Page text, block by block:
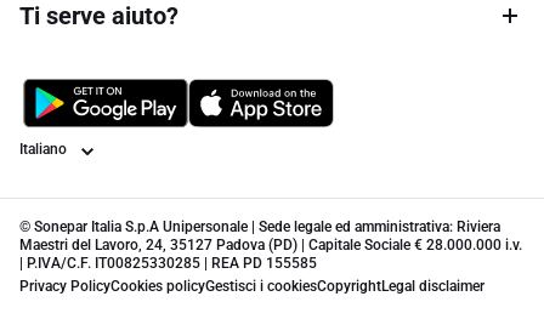
Ti serve aiuto?
Lingua
© Sonepar Italia S.p.A Unipersonale | Sede legale ed amministrativa: Riviera
Maestri del Lavoro, 24, 35127 Padova (PD) | Capitale Sociale € 28.000.000 i.v.
| P.IVA/C.F. IT00825330285 | REA PD 155585
Privacy PolicyCookies policyGestisci i cookiesCopyrightLegal disclaimer